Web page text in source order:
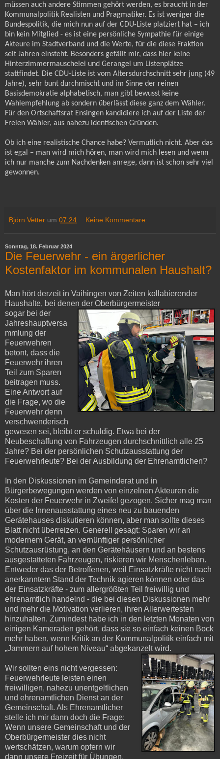
müssen auch andere Stimmen gehört werden, es braucht in der
Kommunalpolitik Realisten und Pragmatiker. Es ist weniger die
Bundespolitik, die mich nun auf der CDU-Liste platziert hat – ich
bin kein Mitglied - es ist eine persönliche Sympathie für einige
Akteure im Stadtverband und die Werte, für die diese Fraktion
seit Jahren einsteht. Besonders gefällt mir, dass hier keine
Hinterzimmermauschelei und Gerangel um Listenplätze
stattfindet. Die CDU-Liste ist vom Altersdurchschnitt sehr jung (49
Jahre), sehr bunt durchmischt und im Sinne der reinen
Basisdemokratie alphabetisch, man gibt bewusst keine
Wahlempfehlung ab sondern überlässt diese ganz dem Wähler.
Für den Ortschaftsrat Ensingen kandidiere ich auf der Liste der
Freien Wähler, aus nahezu identischen Gründen.
Ob ich eine realistische Chance habe? Vermutlich nicht. Aber das
ist egal – man wird mich hören, man wird mich lesen und wenn
ich nur manche zum Nachdenken anrege, dann ist schon sehr viel
gewonnen.
Björn Vetter um 07:24 Keine Kommentare:
Sonntag, 18. Februar 2024
Die Feuerwehr - ein ärgerlicher
Kostenfaktor im kommunalen Haushalt?
Man hört derzeit in Vaihingen von Zeiten kollabierender
Haushalte, bei denen der Oberbürgermeister
sogar bei der
Jahreshauptversa
mmlung der
Feuerwehren
betont, dass die
Feuerwehr ihren
Teil zum Sparen
beitragen muss.
Eine Antwort auf
die Frage, wo die
Feuerwehr denn
verschwenderisch
gewesen sei, bleibt er schuldig. Etwa bei der
Neubeschaffung von Fahrzeugen durchschnittlich alle 25
Jahre? Bei der persönlichen Schutzausstattung der
Feuerwehrleute? Bei der Ausbildung der Ehrenamtlichen?
In den Diskussionen im Gemeinderat und in
Bürgerbewegungen werden von einzelnen Akteuren die
Kosten der Feuerwehr in Zweifel gezogen. Sicher mag man
über die Innenausstattung eines neu zu bauenden
Gerätehauses diskutieren können, aber man sollte dieses
Blatt nicht überreizen. Generell gesagt: Sparen wir an
modernem Gerät, an vernünftiger persönlicher
Schutzausrüstung, an den Gerätehäusern und an bestens
ausgestatteten Fahrzeugen, riskieren wir Menschenleben.
Entweder das der Betroffenen, weil Einsatzkräfte nicht nach
anerkanntem Stand der Technik agieren können oder das
der Einsatzkräfte - zum allergrößten Teil freiwillig und
ehrenamtlich handelnd - die bei diesen Diskussionen mehr
und mehr die Motivation verlieren, ihren Allerwertesten
hinzuhalten. Zumindest habe ich in den letzten Monaten von
einigen Kameraden gehört, dass sie so einfach keinen Bock
mehr haben, wenn Kritik an der Kommunalpolitik einfach mit
„Jammern auf hohem Niveau“ abgekanzelt wird.
Wir sollten eins nicht vergessen:
Feuerwehrleute leisten einen
freiwilligen, nahezu unentgeltlichen
und ehrenamtlichen Dienst an der
Gemeinschaft. Als Ehrenamtlicher
stelle ich mir dann doch die Frage:
Wenn unsere Gemeinschaft und der
Oberbürgermeister dies nicht
wertschätzen, warum opfern wir
dann unsere Freizeit für Übungen,